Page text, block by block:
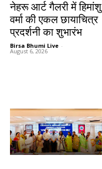
नेहरू आर्ट गैलरी में हिमांशु
वर्मा की एकल छायाचित्र
प्रदर्शनी का शुभारंभ
Birsa Bhumi Live -
August 6, 2026